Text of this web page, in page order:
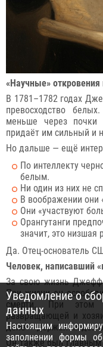
«Научные»
В 1781–1782 годах
превосходство
меньше через
придаёт им сильный и
Но дальше — ещё
По интеллекту
белым.
Ни один из них не
В воображении они
Они «участвуют
Орангутанги
значит, это низшая
Да. Отец-основатель
Человек, написавший
За свою жизнь
При жизни он
смерти. При этом
развращающей и
деле — держал людей
Он также был главным
Уведомление о
данных
Настоящим
заполнении формы